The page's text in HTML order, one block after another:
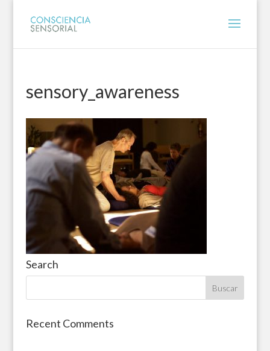
sensory_awareness
Search
Recent Comments